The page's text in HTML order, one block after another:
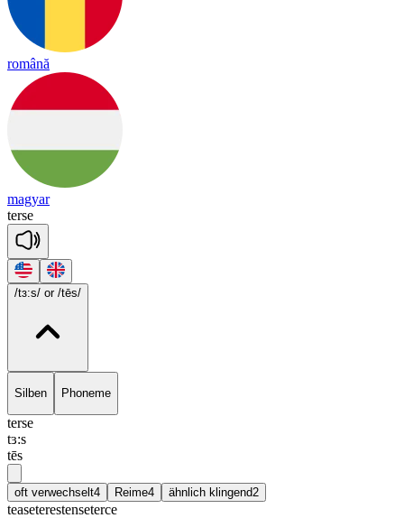
română
magyar
terse
/tɜ:s/ or /tēs/
Silben Phoneme
terse
tɜ:s
tēs
oft verwechselt4 Reime4 ähnlich klingend2
teaseterestenseterce